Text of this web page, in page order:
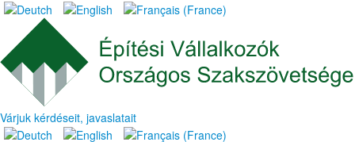
Várjuk kérdéseit, javaslatait